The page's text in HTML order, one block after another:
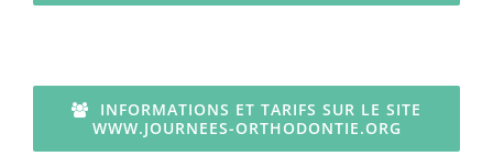
INFORMATIONS ET TARIFS SUR LE SITE
WWW.JOURNEES-ORTHODONTIE.ORG